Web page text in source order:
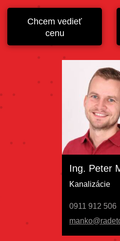
Chcem vedieť
cenu
Ing. Peter
Kanalizácie
0911 912 506